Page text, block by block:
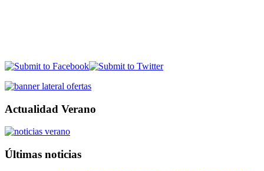
Actualidad Verano
Últimas noticias